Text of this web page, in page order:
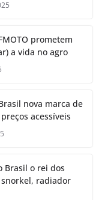
prometem
a vida no agro
nova marca de
acessíveis
Brasil o rei dos
radiador